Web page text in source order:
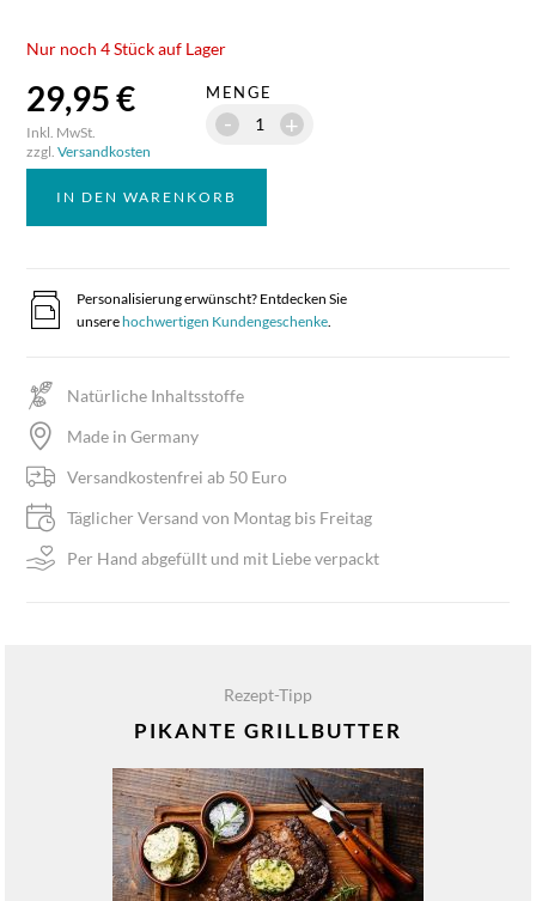
Nur noch 4 Stück auf Lager
29,95 €
Inkl. MwSt.
zzgl.Versandkosten
MENGE
+
-
IN DEN WARENKORB
Personalisierung erwünscht? Entdecken Sie
unserehochwertigen Kundengeschenke.
Natürliche Inhaltsstoffe
Made in Germany
Versandkostenfrei ab 50 Euro
Täglicher Versand von Montag bis Freitag
Per Hand abgefüllt und mit Liebe verpackt
Rezept-Tipp
PIKANTE GRILLBUTTER